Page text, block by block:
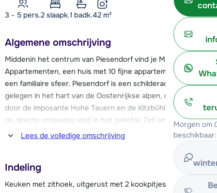
Morgen om
beschikbaar:
3 - 5 pers.2 slaapk.1 badk.42 m²
Algemene omschrijving
Middenin het centrum van Piesendorf vind je Mariandl's
Appartementen, een huis met 10 fijne appartementen en
een familiaire sfeer. Piesendorf is een schilderachtig dorpje
gelegen in het hart van de Oostenrijkse alpen, omgeven
door de imposante Hohe Tauern en de Kitzbühler Alpen. In
de directe omgeving vind je het geliefde Zell am See -
Kaprun en Saalbach-Hinterglemm ligt om de hoek.
Vanuit het huis heb je snel diverse eetgelegenheden bereikt
en ook de supermarkt ligt op korte afstand. Je kunt de
skibus of de trein op 200m afstand nemen om naar Zell am
Lees de volledige omschrijving
Indeling
Keuken met zithoek, uitgerust met 2 kookpitjes, waterkoker,